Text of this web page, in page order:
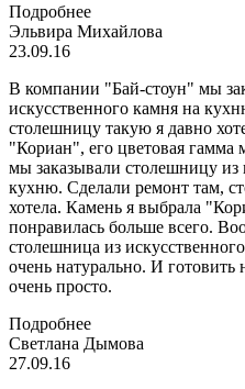
Подробнее
Эльвира Михайлова
23.09.16
В компании "Бай-стоун" мы
искусственного камня на
столешницу такую я давно
"Кориан", его цветовая гамма
мы заказывали столешницу из
кухню. Сделали ремонт там,
хотела. Камень я выбрала
понравилась больше всего.
столешница из
очень натурально. И готовить
очень просто.
Подробнее
Светлана Дымова
27.09.16